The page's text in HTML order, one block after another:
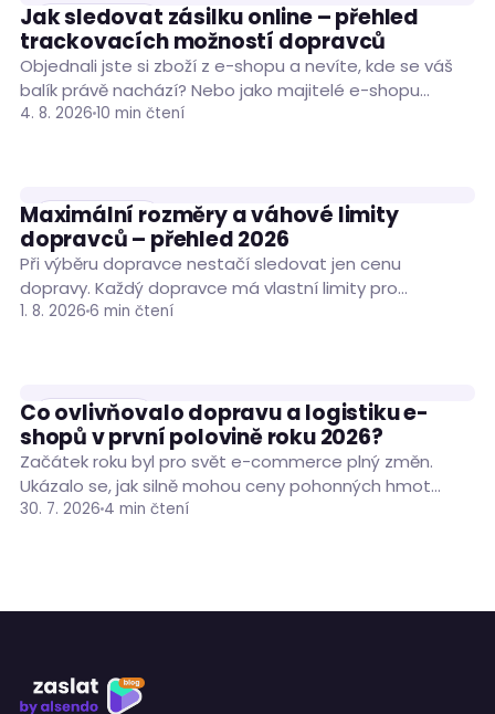
RADY A TIPY
Jak sledovat zásilku online – přehled
trackovacích možností dopravců
Objednali jste si zboží z e-shopu a nevíte, kde se váš
balík právě nachází? Nebo jako majitelé e-shopu
porovnáváte trackovací možnosti dopravců…
4. 8. 2026 10 min čtení
RADY A TIPY
Maximální rozměry a váhové limity
dopravců – přehled 2026
Při výběru dopravce nestačí sledovat jen cenu
dopravy. Každý dopravce má vlastní limity pro
hmotnost, rozměry i obvod zásilky a jejich překročení…
1. 8. 2026 6 min čtení
PODNIKÁNÍ
Co ovlivňovalo dopravu a logistiku e-
shopů v první polovině roku 2026?
Začátek roku byl pro svět e-commerce plný změn.
Ukázalo se, jak silně mohou ceny pohonných hmot
ovlivnit náklady na dopravu zásilek. Situaci…
30. 7. 2026 4 min čtení